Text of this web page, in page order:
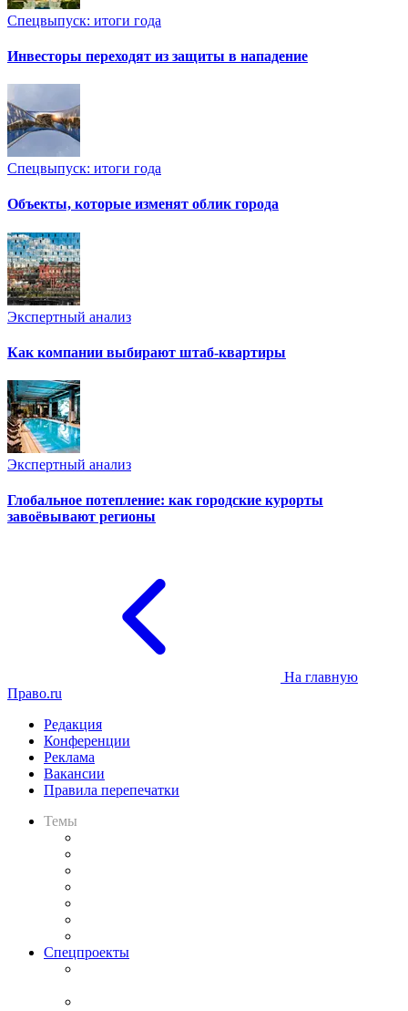
Спецвыпуск: итоги года
Инвесторы переходят из защиты в нападение
Спецвыпуск: итоги года
Объекты, которые изменят облик города
Экспертный анализ
Как компании выбирают штаб-квартиры
Экспертный анализ
Глобальное потепление: как городские курорты
завоёвывают регионы
На главную
Право.ru
Редакция
Конференции
Реклама
Вакансии
Правила перепечатки
Темы
Спецпроекты